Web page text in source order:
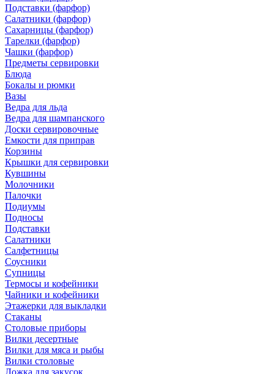
Подставки (фарфор)
Салатники (фарфор)
Сахарницы (фарфор)
Тарелки (фарфор)
Чашки (фарфор)
Предметы сервировки
Блюда
Бокалы и рюмки
Вазы
Ведра для льда
Ведра для шампанского
Доски сервировочные
Емкости для приправ
Корзины
Крышки для сервировки
Кувшины
Молочники
Палочки
Подиумы
Подносы
Подставки
Салатники
Салфетницы
Соусники
Супницы
Термосы и кофейники
Чайники и кофейники
Этажерки для выкладки
Стаканы
Столовые приборы
Вилки десертные
Вилки для мяса и рыбы
Вилки столовые
Ложка для закусок